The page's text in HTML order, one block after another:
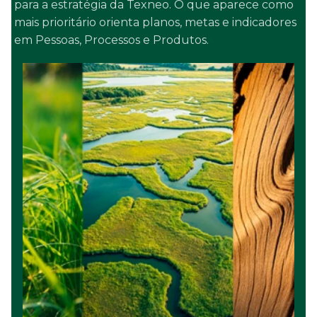
para a estratégia da Texneo. O que aparece como
mais prioritário orienta planos, metas e indicadores
em Pessoas, Processos e Produtos.